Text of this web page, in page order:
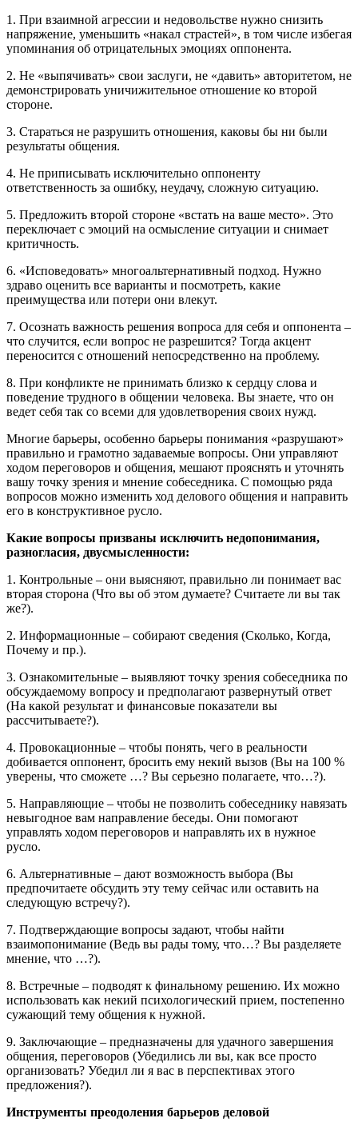
1. При взаимной агрессии и недовольстве нужно снизить
напряжение, уменьшить «накал страстей», в том числе избегая
упоминания об отрицательных эмоциях оппонента.
2. Не «выпячивать» свои заслуги, не «давить» авторитетом, не
демонстрировать уничижительное отношение ко второй
стороне.
3. Стараться не разрушить отношения, каковы бы ни были
результаты общения.
4. Не приписывать исключительно оппоненту
ответственность за ошибку, неудачу, сложную ситуацию.
5. Предложить второй стороне «встать на ваше место». Это
переключает с эмоций на осмысление ситуации и снимает
критичность.
6. «Исповедовать» многоальтернативный подход. Нужно
здраво оценить все варианты и посмотреть, какие
преимущества или потери они влекут.
7. Осознать важность решения вопроса для себя и оппонента –
что случится, если вопрос не разрешится? Тогда акцент
переносится с отношений непосредственно на проблему.
8. При конфликте не принимать близко к сердцу слова и
поведение трудного в общении человека. Вы знаете, что он
ведет себя так со всеми для удовлетворения своих нужд.
Многие барьеры, особенно барьеры понимания «разрушают»
правильно и грамотно задаваемые вопросы. Они управляют
ходом переговоров и общения, мешают прояснять и уточнять
вашу точку зрения и мнение собеседника. С помощью ряда
вопросов можно изменить ход делового общения и направить
его в конструктивное русло.
Какие вопросы призваны исключить недопонимания,
разногласия, двусмысленности:
1. Контрольные – они выясняют, правильно ли понимает вас
вторая сторона (Что вы об этом думаете? Считаете ли вы так
же?).
2. Информационные – собирают сведения (Сколько, Когда,
Почему и пр.).
3. Ознакомительные – выявляют точку зрения собеседника по
обсуждаемому вопросу и предполагают развернутый ответ
(На какой результат и финансовые показатели вы
рассчитываете?).
4. Провокационные – чтобы понять, чего в реальности
добивается оппонент, бросить ему некий вызов (Вы на 100 %
уверены, что сможете …? Вы серьезно полагаете, что…?).
5. Направляющие – чтобы не позволить собеседнику навязать
невыгодное вам направление беседы. Они помогают
управлять ходом переговоров и направлять их в нужное
русло.
6. Альтернативные – дают возможность выбора (Вы
предпочитаете обсудить эту тему сейчас или оставить на
следующую встречу?).
7. Подтверждающие вопросы задают, чтобы найти
взаимопонимание (Ведь вы рады тому, что…? Вы разделяете
мнение, что …?).
8. Встречные – подводят к финальному решению. Их можно
использовать как некий психологический прием, постепенно
сужающий тему общения к нужной.
9. Заключающие – предназначены для удачного завершения
общения, переговоров (Убедились ли вы, как все просто
организовать? Убедил ли я вас в перспективах этого
предложения?).
Инструменты преодоления барьеров деловой